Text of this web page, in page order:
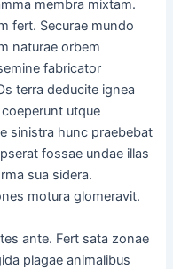
membra mixtam.
fert. Securae mundo
naturae orbem
fabricator
terra deducite ignea
utque
sinistra hunc praebebat
fossae undae illas
sua sidera.
motura glomeravit.
ante. Fert sata zonae
plagae animalibus